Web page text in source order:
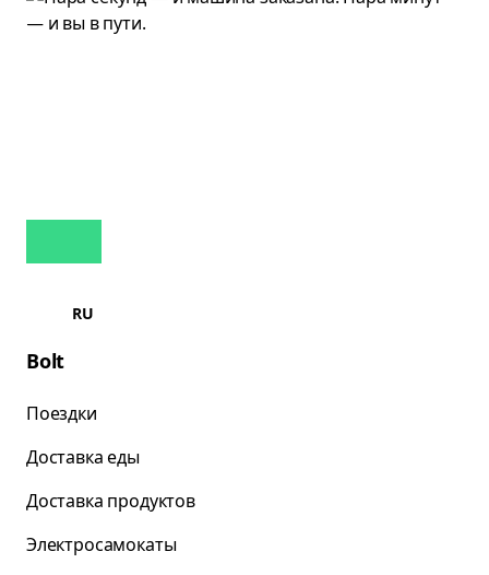
RU
Bolt
Поездки
Доставка еды
Доставка продуктов
Электросамокаты